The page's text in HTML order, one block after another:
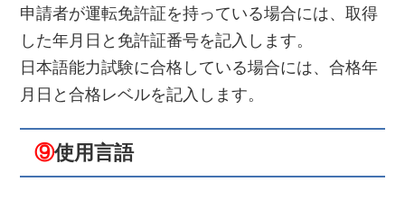
申請者が運転免許証を持っている場合には、取得
した年月日と免許証番号を記入します。
日本語能力試験に合格している場合には、合格年
月日と合格レベルを記入します。
⑨使用言語